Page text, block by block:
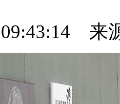
09:43:14 来